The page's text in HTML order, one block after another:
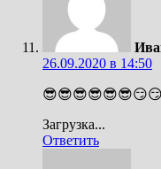
26.09.2020 в 14:50
Загрузка...
Ответить